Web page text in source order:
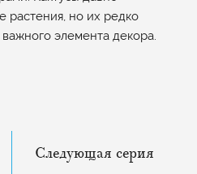
растения, но их редко
элемента декора.
Следующая серия